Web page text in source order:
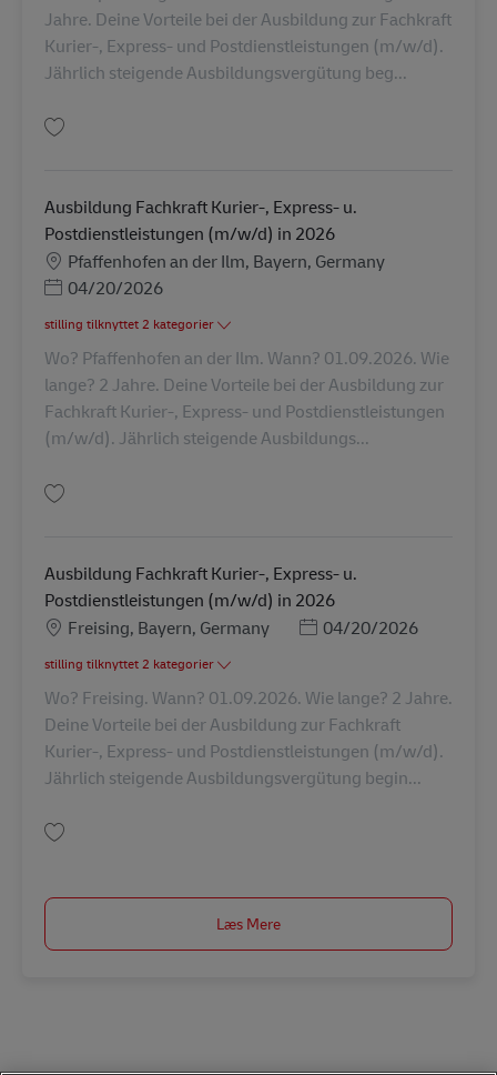
Jahre. Deine Vorteile bei der Ausbildung zur Fachkraft
Kurier-, Express- und Postdienstleistungen (m/w/d).
Jährlich steigende Ausbildungsvergütung beg...
Ausbildung Fachkraft Kurier-, Express- u.
Postdienstleistungen (m/w/d) in 2026
Lokation
Pfaffenhofen an der Ilm, Bayern, Germany
Posted Date
04/20/2026
stilling tilknyttet 2 kategorier
Wo? Pfaffenhofen an der Ilm. Wann? 01.09.2026. Wie
lange? 2 Jahre. Deine Vorteile bei der Ausbildung zur
Fachkraft Kurier-, Express- und Postdienstleistungen
(m/w/d). Jährlich steigende Ausbildungs...
Ausbildung Fachkraft Kurier-, Express- u.
Postdienstleistungen (m/w/d) in 2026
Lokation
Freising, Bayern, Germany Posted Date
04/20/2026
stilling tilknyttet 2 kategorier
Wo? Freising. Wann? 01.09.2026. Wie lange? 2 Jahre.
Deine Vorteile bei der Ausbildung zur Fachkraft
Kurier-, Express- und Postdienstleistungen (m/w/d).
Jährlich steigende Ausbildungsvergütung begin...
Læs Mere